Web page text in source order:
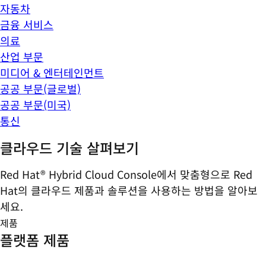
자동차
금융 서비스
의료
산업 부문
미디어 & 엔터테인먼트
공공 부문(글로벌)
공공 부문(미국)
통신
클라우드 기술 살펴보기
Red Hat® Hybrid Cloud Console에서 맞춤형으로 Red
Hat의 클라우드 제품과 솔루션을 사용하는 방법을 알아보
세요.
제품
플랫폼 제품